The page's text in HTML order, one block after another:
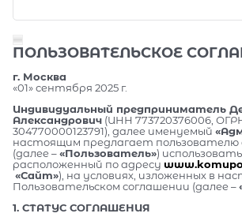
ПОЛЬЗОВАТЕЛЬСКОЕ
г. Москва
«01» сентября 2025 г.
Индивидуальный предприниматель
Александрович (ИНН 773720376006,
304770000123791), далее именуемый
настоящим предлагает
(далее –«Пользователь»)
расположенный по адресу
«Сайт»), на условиях, изложенных в
Пользовательском соглашении (далее –
1. СТАТУС СОГЛАШЕНИЯ